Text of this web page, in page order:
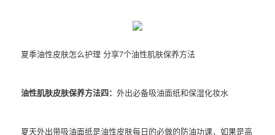
夏季油性皮肤怎么护理 分享7个油性肌肤保养方法
油性肌肤皮肤保养方法四：外出必备吸油面纸和保湿化妆水
夏天外出带吸油面纸是油性皮肤每日的必做的防油功课，如果是高